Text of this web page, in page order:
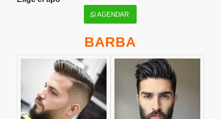
AGENDAR
BARBA